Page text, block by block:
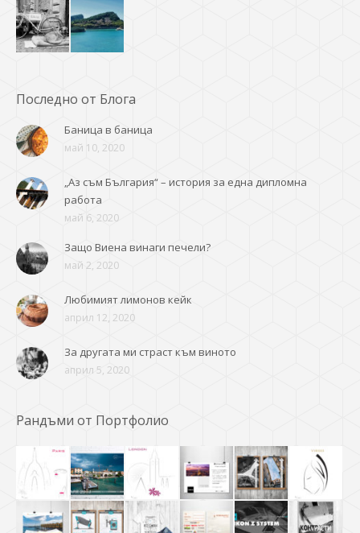
Последно от Блога
Баница в баница
май 10, 2020
„Аз съм България“ – история за една дипломна
работа
май 6, 2020
Защо Виена винаги печели?
май 2, 2020
Любимият лимонов кейк
април 12, 2020
За другата ми страст към виното
април 5, 2020
Рандъми от Портфолио